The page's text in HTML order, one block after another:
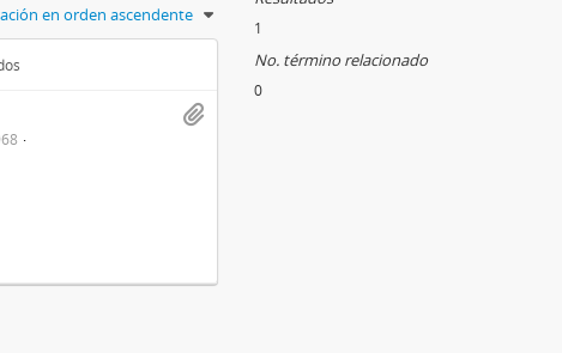
en orden ascendente
1
No. término relacionado
0